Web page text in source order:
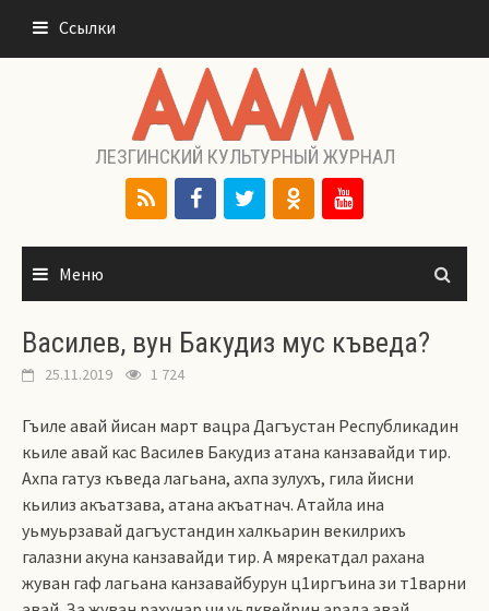
содержимому
Ссылки
ЛЕЗГИНСКИЙ КУЛЬТУРНЫЙ ЖУРНАЛ
Меню
Василев, вун Бакудиз мус къведа?
25.11.2019 1 724
Гъиле авай йисан март вацра Дагъустан Республикадин
кьиле авай кас Василев Бакудиз атана канзавайди тир.
Ахпа гатуз къведа лагьана, ахпа зулухъ, гила йисни
кьилиз акъатзава, атана акъатнач. Атайла ина
уьмуьрзавай дагъустандин халкьарин векилрихъ
галазни акуна канзавайди тир. А мярекатдал рахана
жуван гаф лагьана канзавайбурун ц1иргъина зи т1варни